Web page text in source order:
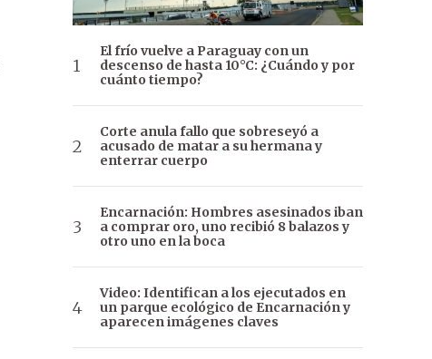
El frío vuelve a Paraguay con un
descenso de hasta 10°C: ¿Cuándo y por
cuánto tiempo?
Corte anula fallo que sobreseyó a
acusado de matar a su hermana y
enterrar cuerpo
Encarnación: Hombres asesinados iban
a comprar oro, uno recibió 8 balazos y
otro uno en la boca
Video: Identifican a los ejecutados en
un parque ecológico de Encarnación y
aparecen imágenes claves